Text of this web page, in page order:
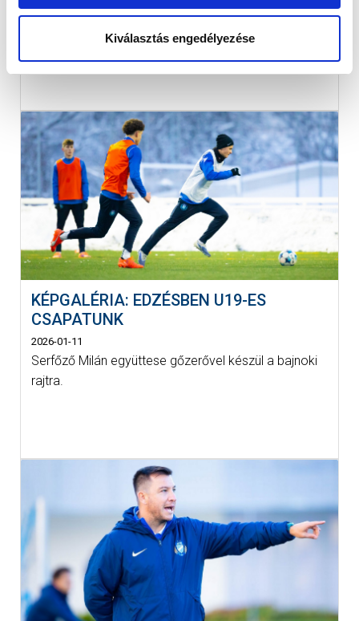
Kiválasztás engedélyezése
KÉPGALÉRIA: EDZÉSBEN U19-ES
CSAPATUNK
2026-01-11
Serfőző Milán együttese gőzerővel készül a bajnoki
rajtra.